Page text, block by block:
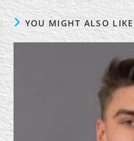
YOU MIGHT ALSO LIKE